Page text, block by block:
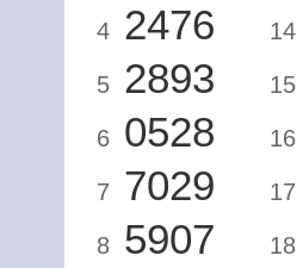
4 2476
5 2893
6 0528
7 7029
8 5907
14
15
16
17
18